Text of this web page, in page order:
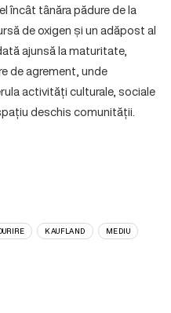
încât tânăra pădure de la
de oxigen și un adăpost al
ajunsă la maturitate,
de agrement, unde
activități culturale, sociale
deschis comunității.
KAUFLAND MEDIU